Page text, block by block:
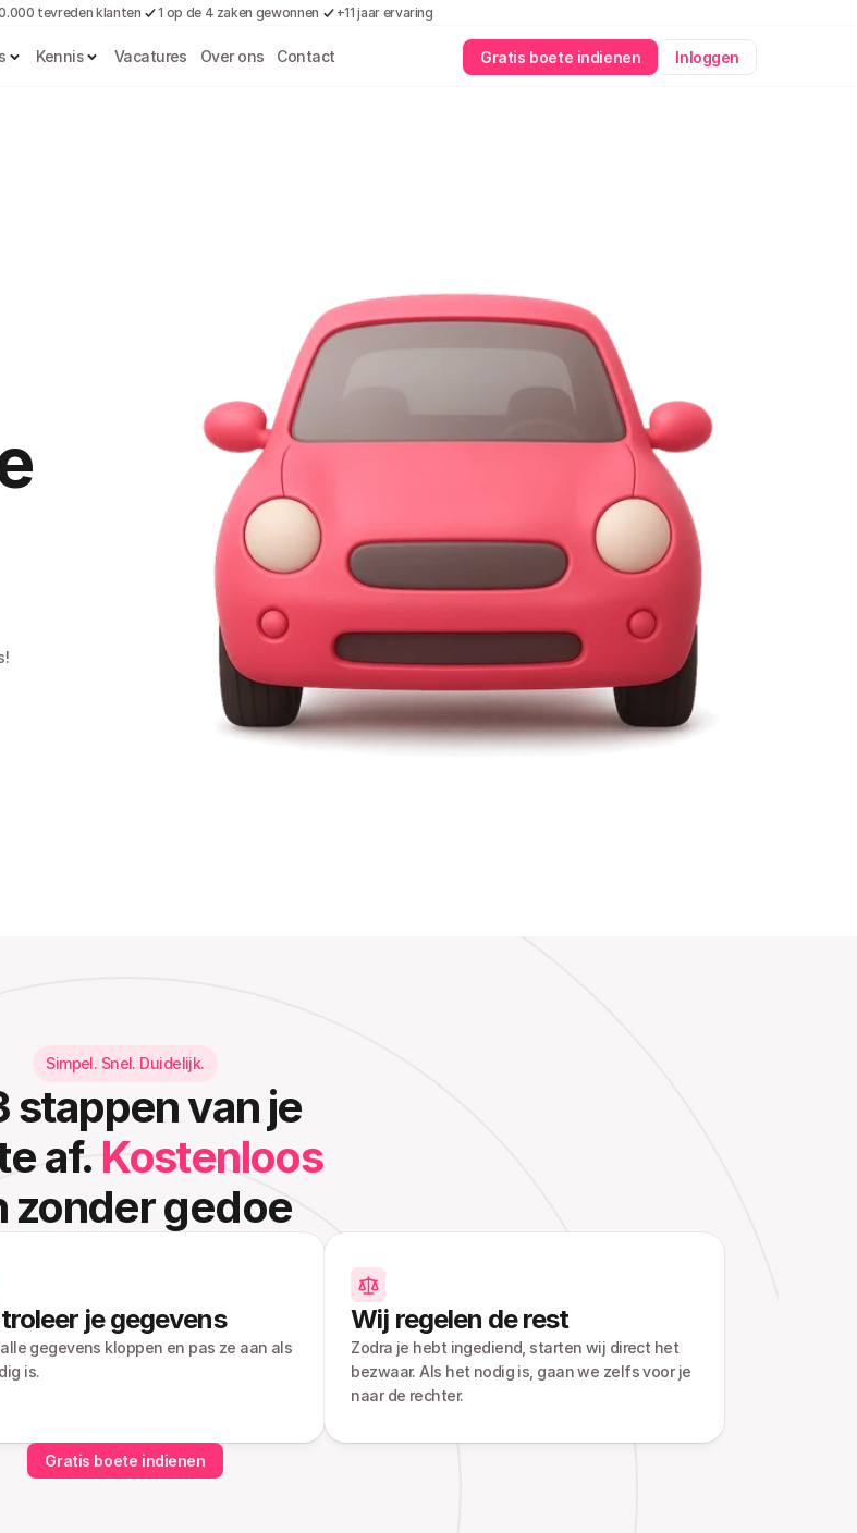
tevreden klanten 1 op de 4 zaken gewonnen +11 jaar ervaring
Kennis Vacatures Over ons Contact Gratis boete indienen Inloggen
Simpel. Snel. Duidelijk.
stappen van je
af. Kostenloos
zonder gedoe
je gegevens
gegevens kloppen en pas ze aan als
is.
Wij regelen de rest
Zodra je hebt ingediend, starten wij direct het
bezwaar. Als het nodig is, gaan we zelfs voor je
naar de rechter.
Gratis boete indienen